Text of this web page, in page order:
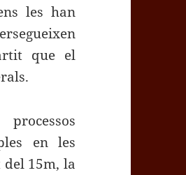
les han
que el
en les
15m, la